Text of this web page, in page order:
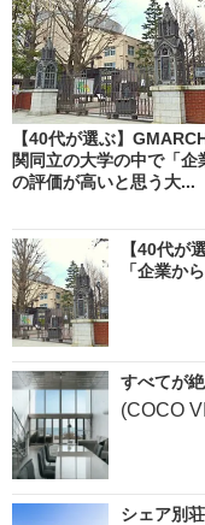
【40代が選ぶ】
関同立の大学の中で「企
の評価が高いと思う大...
【40代が
「企業か
すべてが
(COCO
シェア別